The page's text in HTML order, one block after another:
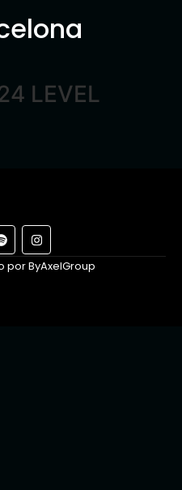
LEVEL
por ByAxelGroup